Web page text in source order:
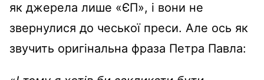
як джерела лише «ЄП», і вони не
звернулися до чеської преси. Але ось як
звучить оригінальна фраза Петра Павла: